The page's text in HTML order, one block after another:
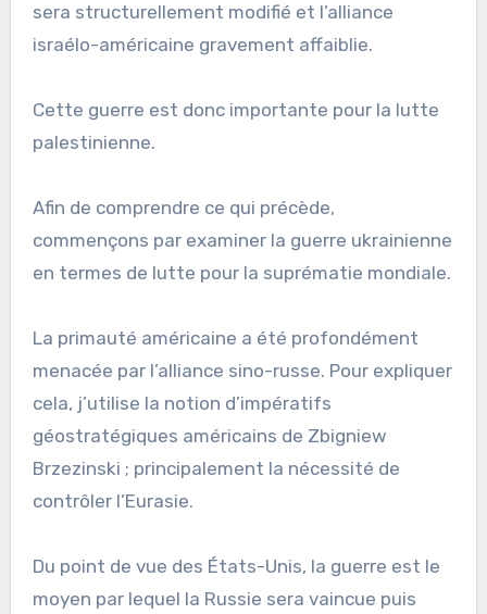
sera structurellement modifié et l’alliance
israélo-américaine gravement affaiblie.
Cette guerre est donc importante pour la lutte
palestinienne.
Afin de comprendre ce qui précède,
commençons par examiner la guerre ukrainienne
en termes de lutte pour la suprématie mondiale.
La primauté américaine a été profondément
menacée par l’alliance sino-russe. Pour expliquer
cela, j’utilise la notion d’impératifs
géostratégiques américains de Zbigniew
Brzezinski ; principalement la nécessité de
contrôler l’Eurasie.
Du point de vue des États-Unis, la guerre est le
moyen par lequel la Russie sera vaincue puis